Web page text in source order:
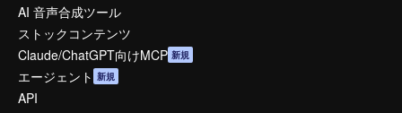
AI 音声合成ツール
ストックコンテンツ
Claude/ChatGPT向けMCP 新規
エージェント 新規
API